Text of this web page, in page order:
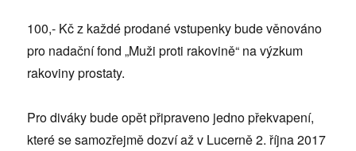
100,- Kč z každé prodané vstupenky bude věnováno
pro nadační fond „Muži proti rakovině“ na výzkum
rakoviny prostaty.
Pro diváky bude opět připraveno jedno překvapení,
které se samozřejmě dozví až v Lucerně 2. října 2017